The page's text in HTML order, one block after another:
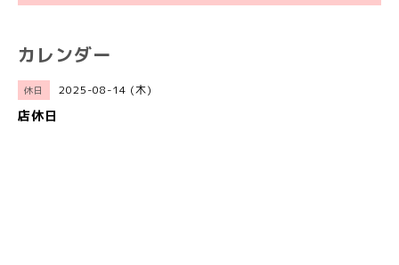
カレンダー
休日 2025-08-14 (木)
店休日